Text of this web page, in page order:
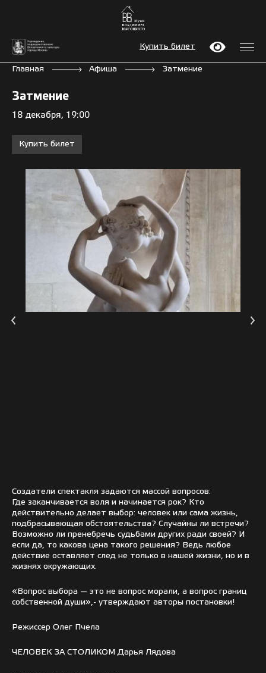
Купить билет
Главная Афиша Затмение
Затмение
18 декабря, 19:00
Купить билет
Создатели спектакля задаются массой вопросов:
Где заканчивается воля и начинается рок? Кто
действительно делает выбор: человек или сама жизнь,
подбрасывающая обстоятельства? Случайны ли встречи?
Возможно ли пренебречь судьбами других ради своей? И
если да, то какова цена такого решения? Ведь любое
действие оставляет след не только в нашей жизни, но и в
жизнях окружающих.
«Вопрос выбора — это не вопрос морали, а вопрос границ
собственной души»,- утверждают авторы постановки!
Режиссер Олег Пчела
ЧЕЛОВЕК ЗА СТОЛИКОМ Дарья Лядова